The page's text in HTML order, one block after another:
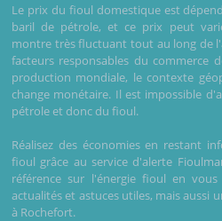
Le prix du fioul domestique est
baril de pétrole, et ce prix peut
montre très fluctuant tout au long de
facteurs responsables du commerce
production mondiale, le contexte
change monétaire. Il est impossible
pétrole et donc du fioul.
Réalisez des économies en restant
fioul grâce au service d'alerte
référence sur l'énergie fioul en
actualités et astuces utiles, mais aussi
à Rochefort.